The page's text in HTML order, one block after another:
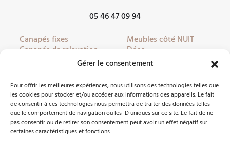
Gérer le consentement
Pour offrir les meilleures expériences, nous utilisons des technologies telles que
les cookies pour stocker et/ou accéder aux informations des appareils. Le fait
de consentir à ces technologies nous permettra de traiter des données telles
que le comportement de navigation ou les ID uniques sur ce site. Le fait de ne
pas consentir ou de retirer son consentement peut avoir un effet négatif sur
certaines caractéristiques et fonctions.
05 46 47 09 94
Canapés fixes
Canapés de relaxation
Canapés convertibles
Meubles côté JOUR
Meubles côté NUIT
Déco
Literie
Partenaires
Nous contacter